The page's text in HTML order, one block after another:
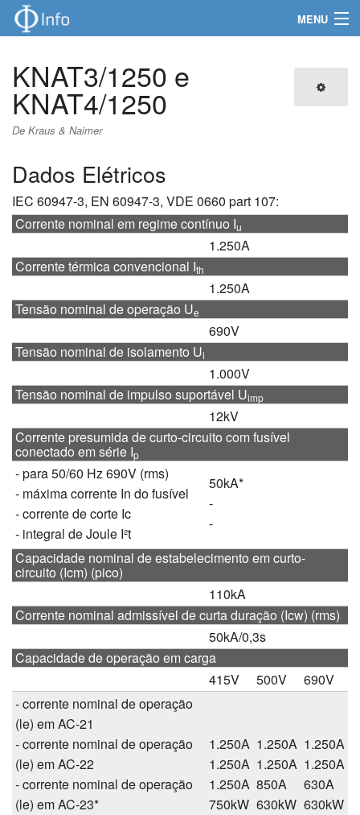
MENU
Produtos
Informações técnicas
Pesquisa
KNAT3/1250 e
KNAT4/1250
De Kraus & Naimer
Dados Elétricos
IEC 60947-3, EN 60947-3, VDE 0660 part 107:
Corrente nominal em regime contínuo Iu
1.250A
Corrente térmica convencional Ith
1.250A
Tensão nominal de operação Ue
690V
Tensão nominal de isolamento Ui
1.000V
Tensão nominal de impulso suportável Uimp
12kV
Corrente presumida de curto-circuito com fusível
conectado em série Ip
- para 50/60 Hz 690V (rms)
- máxima corrente In do fusível
- corrente de corte Ic
- integral de Joule I²t
50kA*
-
-
Capacidade nominal de estabelecimento em curto-
circuito (Icm) (pico)
110kA
Corrente nominal admissível de curta duração (Icw) (rms)
50kA/0,3s
Capacidade de operação em carga
415V
500V
690V
- corrente nominal de operação
(le) em AC-21
- corrente nominal de operação
(le) em AC-22
- corrente nominal de operação
(le) em AC-23*
1.250A
1.250A
1.250A
750kW
1.250A
1.250A
850A
630kW
1.250A
1.250A
630A
630kW